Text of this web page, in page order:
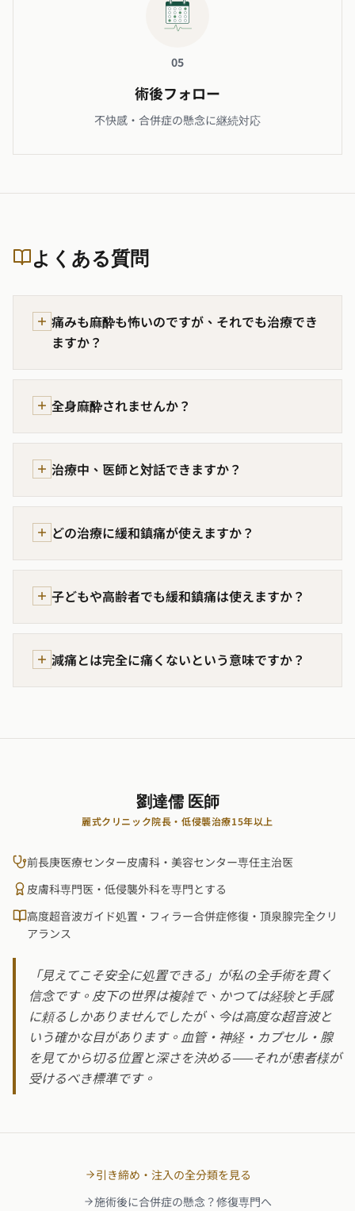
05
術後フォロー
不快感・合併症の懸念に継続対応
よくある質問
痛みも麻酔も怖いのですが、それでも治療でき
ますか？
全身麻酔されませんか？
治療中、医師と対話できますか？
どの治療に緩和鎮痛が使えますか？
子どもや高齢者でも緩和鎮痛は使えますか？
減痛とは完全に痛くないという意味ですか？
劉達儒 医師
麗式クリニック院長・低侵襲治療15年以上
前長庚医療センター皮膚科・美容センター専任主治医
皮膚科専門医・低侵襲外科を専門とする
高度超音波ガイド処置・フィラー合併症修復・頂泉腺完全クリ
アランス
「見えてこそ安全に処置できる」が私の全手術を貫く
信念です。皮下の世界は複雑で、かつては経験と手感
に頼るしかありませんでしたが、今は高度な超音波と
いう確かな目があります。血管・神経・カプセル・腺
を見てから切る位置と深さを決める——それが患者様が
受けるべき標準です。
引き締め・注入の全分類を見る
施術後に合併症の懸念？修復専門へ